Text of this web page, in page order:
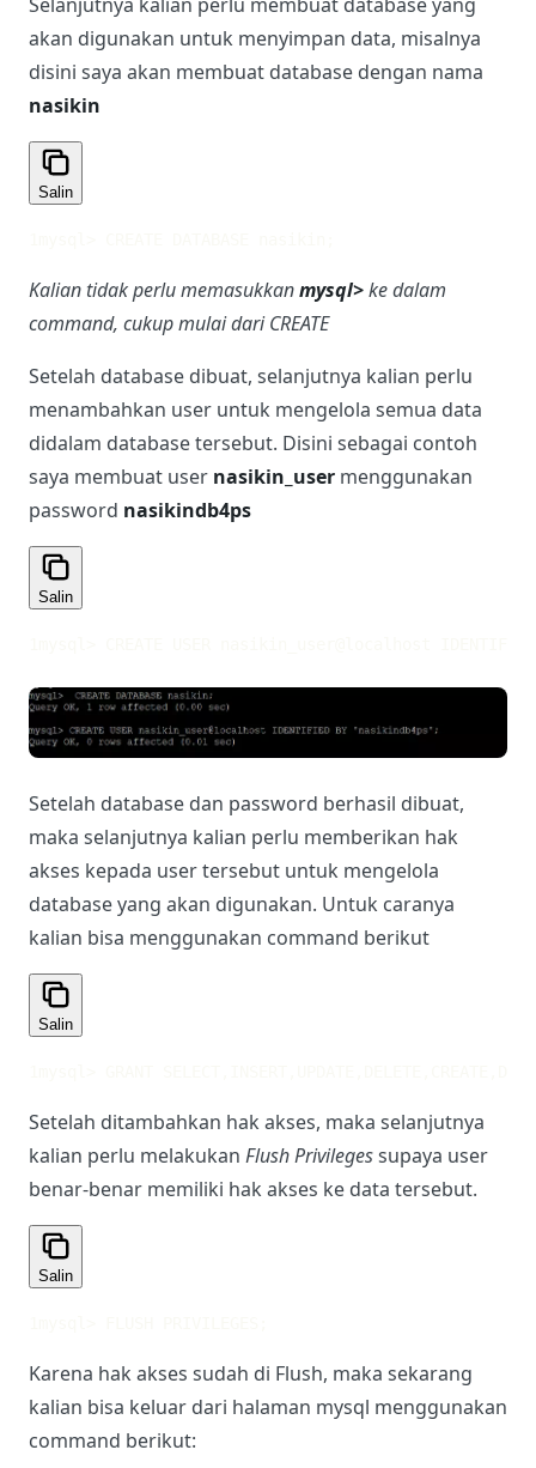
akan digunakan untuk menyimpan data, misalnya
disini saya akan membuat database dengan nama
nasikin
Salin
Kalian tidak perlu memasukkanmysql>ke dalam
command, cukup mulai dari CREATE
Setelah database dibuat, selanjutnya kalian perlu
menambahkan user untuk mengelola semua data
didalam database tersebut. Disini sebagai contoh
saya membuat user nasikin_user menggunakan
password nasikindb4ps
Salin
Setelah database dan password berhasil dibuat,
maka selanjutnya kalian perlu memberikan hak
akses kepada user tersebut untuk mengelola
database yang akan digunakan. Untuk caranya
kalian bisa menggunakan command berikut
Salin
Setelah ditambahkan hak akses, maka selanjutnya
kalian perlu melakukan Flush Privilegessupaya user
benar-benar memiliki hak akses ke data tersebut.
Salin
Karena hak akses sudah di Flush, maka sekarang
kalian bisa keluar dari halaman mysql menggunakan
command berikut: